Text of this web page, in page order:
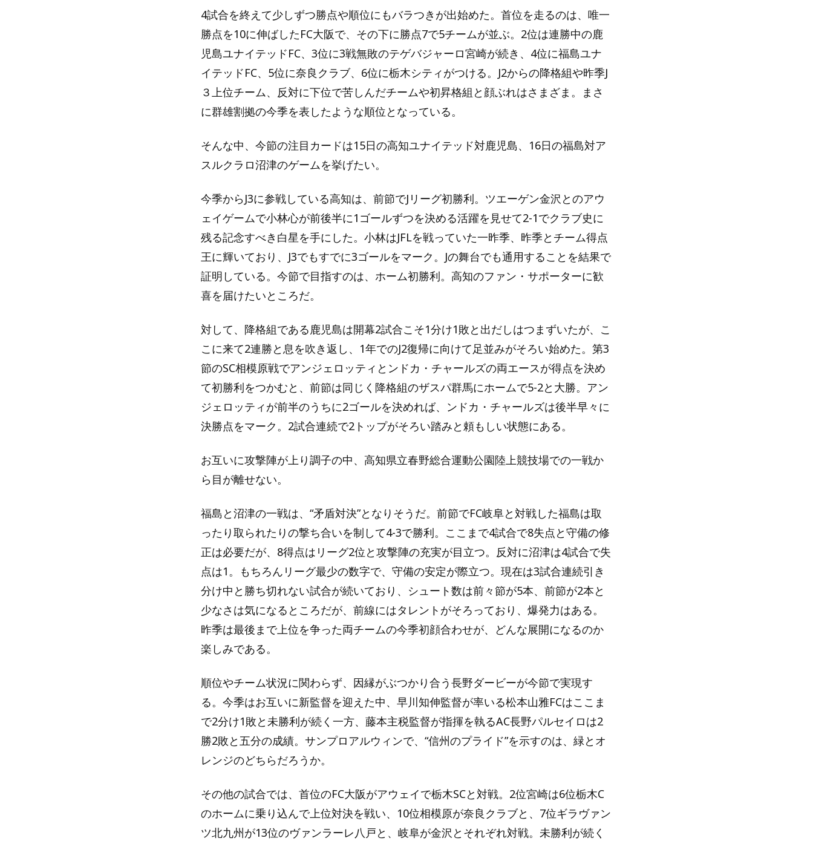
4試合を終えて少しずつ勝点や順位にもバラつきが出始めた。首位を走るのは、唯一
勝点を10に伸ばしたFC大阪で、その下に勝点7で5チームが並ぶ。2位は連勝中の鹿
児島ユナイテッドFC、3位に3戦無敗のテゲバジャーロ宮崎が続き、4位に福島ユナ
イテッドFC、5位に奈良クラブ、6位に栃木シティがつける。J2からの降格組や昨季J
３上位チーム、反対に下位で苦しんだチームや初昇格組と顔ぶれはさまざま。まさ
に群雄割拠の今季を表したような順位となっている。
そんな中、今節の注目カードは15日の高知ユナイテッド対鹿児島、16日の福島対ア
スルクラロ沼津のゲームを挙げたい。
今季からJ3に参戦している高知は、前節でJリーグ初勝利。ツエーゲン金沢とのアウ
ェイゲームで小林心が前後半に1ゴールずつを決める活躍を見せて2-1でクラブ史に
残る記念すべき白星を手にした。小林はJFLを戦っていた一昨季、昨季とチーム得点
王に輝いており、J3でもすでに3ゴールをマーク。Jの舞台でも通用することを結果で
証明している。今節で目指すのは、ホーム初勝利。高知のファン・サポーターに歓
喜を届けたいところだ。
対して、降格組である鹿児島は開幕2試合こそ1分け1敗と出だしはつまずいたが、こ
こに来て2連勝と息を吹き返し、1年でのJ2復帰に向けて足並みがそろい始めた。第3
節のSC相模原戦でアンジェロッティとンドカ・チャールズの両エースが得点を決め
て初勝利をつかむと、前節は同じく降格組のザスパ群馬にホームで5-2と大勝。アン
ジェロッティが前半のうちに2ゴールを決めれば、ンドカ・チャールズは後半早々に
決勝点をマーク。2試合連続で2トップがそろい踏みと頼もしい状態にある。
お互いに攻撃陣が上り調子の中、高知県立春野総合運動公園陸上競技場での一戦か
ら目が離せない。
福島と沼津の一戦は、“矛盾対決”となりそうだ。前節でFC岐阜と対戦した福島は取
ったり取られたりの撃ち合いを制して4-3で勝利。ここまで4試合で8失点と守備の修
正は必要だが、8得点はリーグ2位と攻撃陣の充実が目立つ。反対に沼津は4試合で失
点は1。もちろんリーグ最少の数字で、守備の安定が際立つ。現在は3試合連続引き
分け中と勝ち切れない試合が続いており、シュート数は前々節が5本、前節が2本と
少なさは気になるところだが、前線にはタレントがそろっており、爆発力はある。
昨季は最後まで上位を争った両チームの今季初顔合わせが、どんな展開になるのか
楽しみである。
順位やチーム状況に関わらず、因縁がぶつかり合う長野ダービーが今節で実現す
る。今季はお互いに新監督を迎えた中、早川知伸監督が率いる松本山雅FCはここま
で2分け1敗と未勝利が続く一方、藤本主税監督が指揮を執るAC長野パルセイロは2
勝2敗と五分の成績。サンプロアルウィンで、“信州のプライド”を示すのは、緑とオ
レンジのどちらだろうか。
その他の試合では、首位のFC大阪がアウェイで栃木SCと対戦。2位宮崎は6位栃木C
のホームに乗り込んで上位対決を戦い、10位相模原が奈良クラブと、7位ギラヴァン
ツ北九州が13位のヴァンラーレ八戸と、岐阜が金沢とそれぞれ対戦。未勝利が続く